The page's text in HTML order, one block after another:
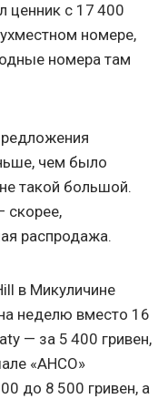
ценник с 17 400
номере,
номера там
чем было
такой большой.
скорее,
распродажа.
в Микуличине
неделю вместо 16
— за 5 400 гривен,
«АНСО»
до 8 500 гривен, а